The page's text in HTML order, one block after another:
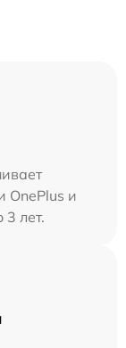
OnePlus и
3 лет.